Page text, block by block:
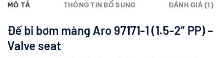
MÔ TẢ THÔNG TIN BỔ SUNG ĐÁNH GIÁ (1)
Đế bi bơm màng Aro 97171-1 (1.5-2″ PP) –
Valve seat